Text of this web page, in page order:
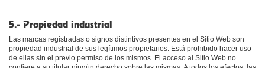
5.- Propiedad industrial
Las marcas registradas o signos distintivos presentes en el Sitio Web son
propiedad industrial de sus legítimos propietarios. Está prohibido hacer uso
de ellas sin el previo permiso de los mismos. El acceso al Sitio Web no